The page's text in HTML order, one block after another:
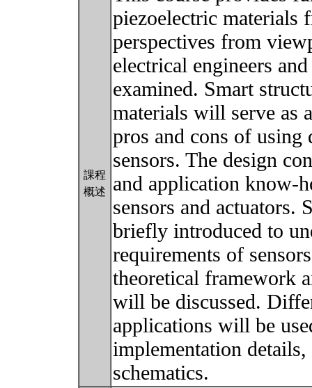
課程
概述
piezoelectric materials
perspectives from
electrical engineers
examined. Smart
materials will serve as
pros and cons of using
sensors. The design
and application know-
sensors and
briefly introduced to
requirements of
theoretical framework
will be discussed.
applications will be
implementation
schematics.